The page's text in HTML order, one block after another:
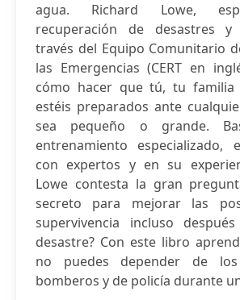
agua. Richard Lowe,
recuperación de desastres
través del Equipo Comunitario
las Emergencias (CERT en
cómo hacer que tú, tu familia
estéis preparados ante
sea pequeño o grande.
entrenamiento especializado,
con expertos y en su
Lowe contesta la gran
secreto para mejorar las
supervivencia incluso
desastre? Con este libro
no puedes depender de
bomberos y de policía durante